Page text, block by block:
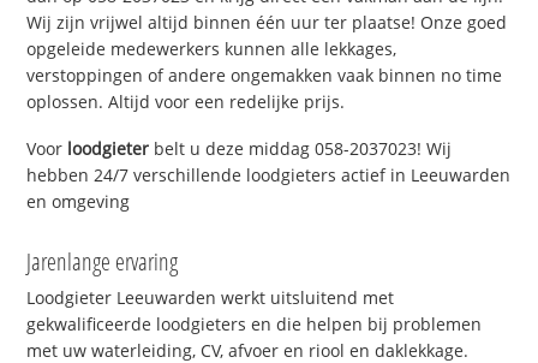
Wij zijn vrijwel altijd binnen één uur ter plaatse! Onze goed
opgeleide medewerkers kunnen alle lekkages,
verstoppingen of andere ongemakken vaak binnen no time
oplossen. Altijd voor een redelijke prijs.
Voor loodgieter belt u deze middag 058-2037023! Wij
hebben 24/7 verschillende loodgieters actief in Leeuwarden
en omgeving
Jarenlange ervaring
Loodgieter Leeuwarden werkt uitsluitend met
gekwalificeerde loodgieters en die helpen bij problemen
met uw waterleiding, CV, afvoer en riool en daklekkage.